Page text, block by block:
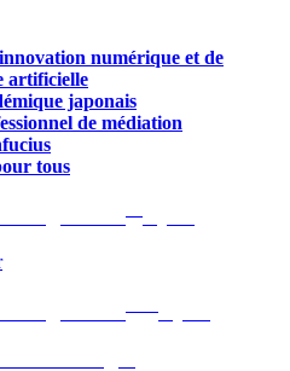
numérique et de
artificielle
japonais
de médiation
tous